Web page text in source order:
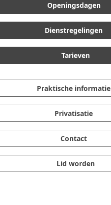
Openingsdagen
Dienstregelingen
Tarieven
Praktische informatie
Privatisatie
Contact
Lid worden